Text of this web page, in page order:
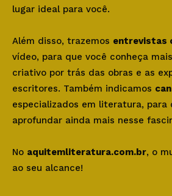
lugar ideal para você.
Além disso, trazemos entrevistas
vídeo, para que você conheça
criativo por trás das obras e as
escritores. Também indicamos
especializados em literatura, para
aprofundar ainda mais nesse
No aquitemliteratura.com.br, o
ao seu alcance!